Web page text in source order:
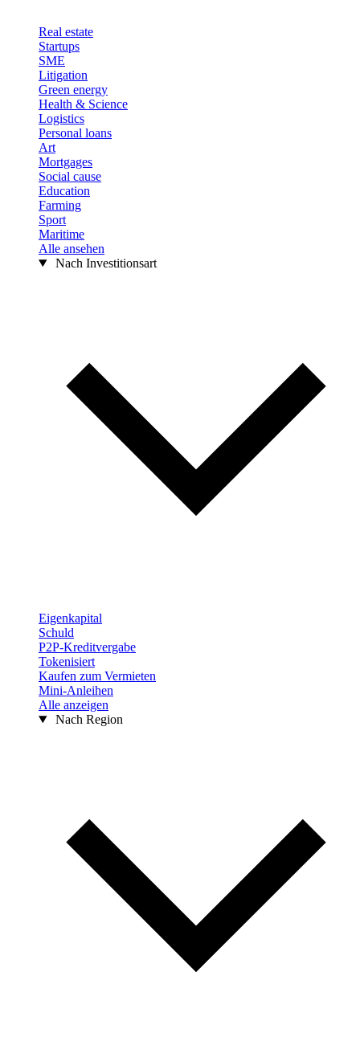
Real estate
Startups
SME
Litigation
Green energy
Health & Science
Logistics
Personal loans
Art
Mortgages
Social cause
Education
Farming
Sport
Maritime
Alle ansehen
Nach Investitionsart
Eigenkapital
Schuld
P2P-Kreditvergabe
Tokenisiert
Kaufen zum Vermieten
Mini-Anleihen
Alle anzeigen
Nach Region